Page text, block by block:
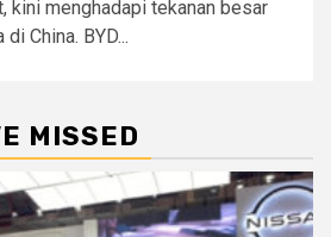
kini menghadapi tekanan besar
China. BYD...
MISSED